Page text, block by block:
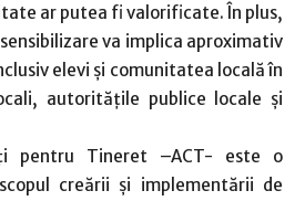
ar putea fi valorificate. În plus,
va implica aproximativ
elevi și comunitatea locală în
autoritățile publice locale și
pentru Tineret –ACT- este o
creării și implementării de